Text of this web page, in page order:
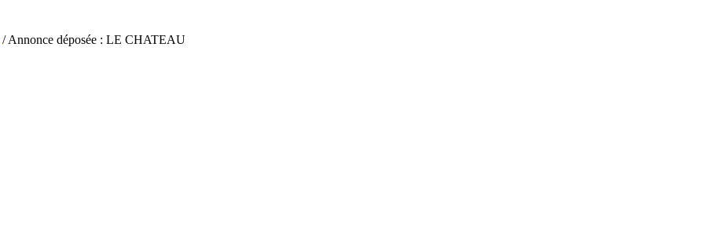
/ Annonce déposée : LE CHATEAU